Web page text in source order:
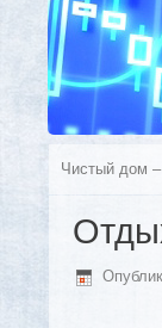
Чистый дом